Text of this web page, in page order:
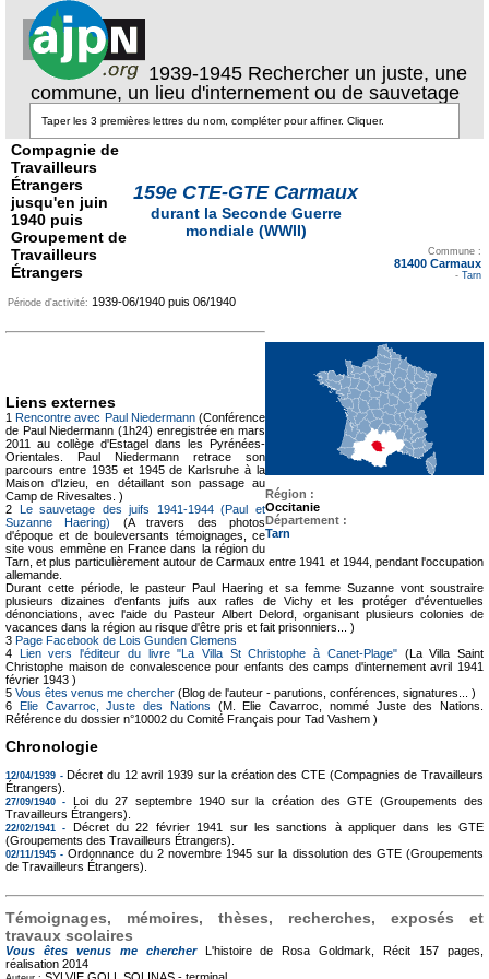
1939-1945 Rechercher un juste, une
commune, un lieu d'internement ou de sauvetage
Compagnie de
Travailleurs
Étrangers
jusqu'en juin
1940 puis
Groupement de
Travailleurs
Étrangers
159e CTE-GTE Carmaux
durant la Seconde Guerre
mondiale (WWII)
Commune :
81400 Carmaux
- Tarn
Période d'activité: 1939-06/1940 puis 06/1940
Région :
Occitanie
Département :
Tarn
Liens externes
1Rencontre avec Paul Niedermann(Conférence
de Paul Niedermann (1h24) enregistrée en mars
2011 au collège d'Estagel dans les Pyrénées-
Orientales. Paul Niedermann retrace son
parcours entre 1935 et 1945 de Karlsruhe à la
Maison d'Izieu, en détaillant son passage au
Camp de Rivesaltes. )
2 Le sauvetage des juifs 1941-1944 (Paul et
Suzanne Haering)
(A travers des photos
d'époque et de bouleversants témoignages, ce
site vous emmène en France dans la région du
Tarn, et plus particulièrement autour de Carmaux entre 1941 et 1944, pendant l'occupation
allemande.
Durant cette période, le pasteur Paul Haering et sa femme Suzanne vont soustraire
plusieurs dizaines d'enfants juifs aux rafles de Vichy et les protéger d'éventuelles
dénonciations, avec l'aide du Pasteur Albert Delord, organisant plusieurs colonies de
vacances dans la région au risque d'être pris et fait prisonniers... )
3 Page Facebook de Lois Gunden Clemens
4 Lien vers l'éditeur du livre "La Villa St Christophe à Canet-Plage"(La Villa Saint
Christophe maison de convalescence pour enfants des camps d'internement avril 1941
février 1943 )
5 Vous êtes venus me chercher (Blog de l'auteur - parutions, conférences, signatures... )
6 Elie Cavarroc, Juste des Nations (M. Elie Cavarroc, nommé Juste des Nations.
Référence du dossier n°10002 du Comité Français pour Tad Vashem )
Chronologie
12/04/1939 - Décret du 12 avril 1939 sur la création des CTE (Compagnies de Travailleurs
Étrangers).
27/09/1940 -
Loi du 27 septembre 1940 sur la création des GTE (Groupements des
Travailleurs Étrangers).
22/02/1941 -
Décret du 22 février 1941 sur les sanctions à appliquer dans les GTE
(Groupements des Travailleurs Étrangers).
02/11/1945 - Ordonnance du 2 novembre 1945 sur la dissolution des GTE (Groupements
de Travailleurs Étrangers).
Témoignages, mémoires, thèses, recherches, exposés et
travaux scolaires
Vous êtes venus me chercherL'histoire de Rosa Goldmark, Récit
157 pages,
réalisation 2014